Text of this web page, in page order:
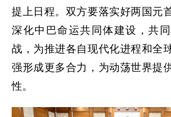
提上日程。双方要落实好两国元
深化中巴命运共同体建设，共
战，为推进各自现代化进程和全
强形成更多合力，为动荡世界提
性。